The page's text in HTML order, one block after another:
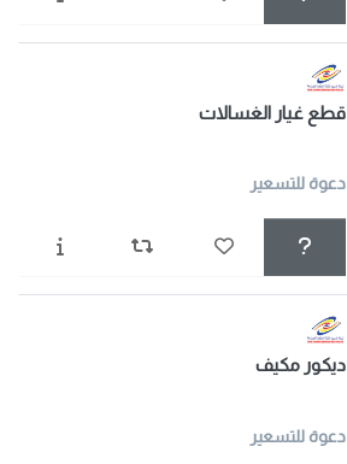
قطع غيار الغسالات
دعوة للتسعير
ديكور مكيف
دعوة للتسعير